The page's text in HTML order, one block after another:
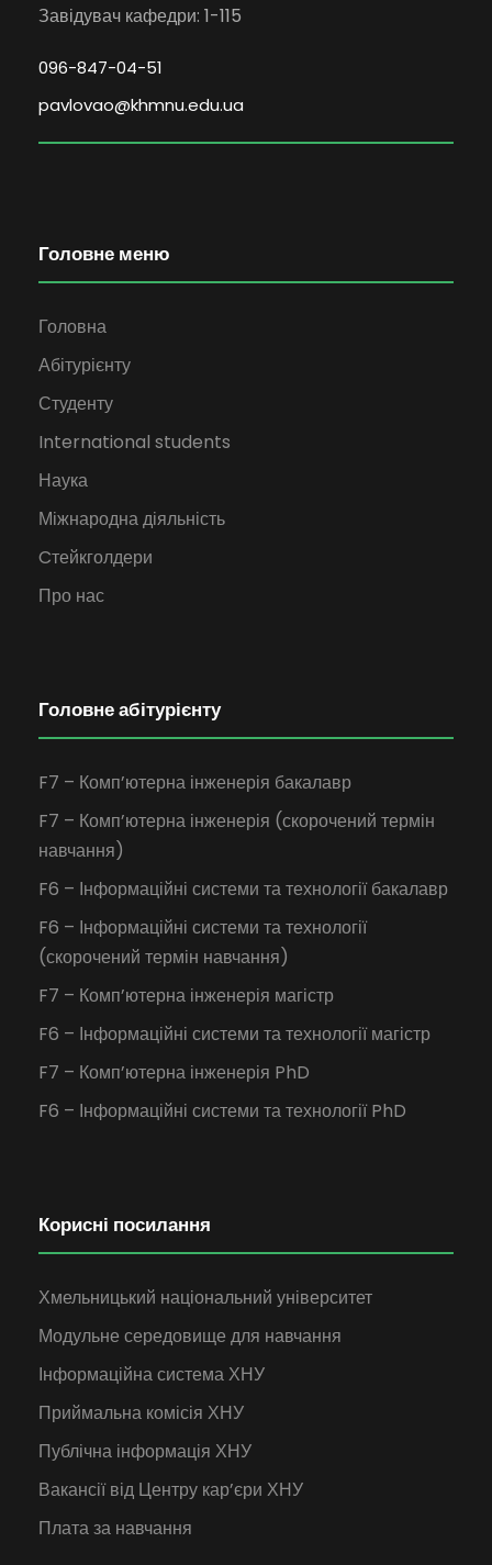
Завідувач кафедри: 1-115
096-847-04-51
pavlovao@khmnu.edu.ua
Головне меню
Головна
Абітурієнту
Студенту
International students
Наука
Міжнародна діяльність
Cтейкголдери
Про нас
Головне абітурієнту
F7 – Комп’ютерна інженерія бакалавр
F7 – Комп’ютерна інженерія (скорочений термін
навчання)
F6 – Інформаційні системи та технології бакалавр
F6 – Інформаційні системи та технології
(скорочений термін навчання)
F7 – Комп’ютерна інженерія магістр
F6 – Інформаційні системи та технології магістр
F7 – Комп’ютерна інженерія PhD
F6 – Інформаційні системи та технології PhD
Корисні посилання
Хмельницький національний університет
Модульне середовище для навчання
Інформаційна система ХНУ
Приймальна комісія ХНУ
Публічна інформація ХНУ
Вакансії від Центру кар’єри ХНУ
Плата за навчання